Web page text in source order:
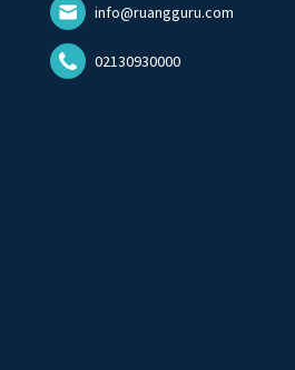
info@ruangguru.com
02130930000